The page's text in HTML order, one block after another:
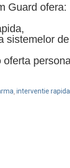
Guard ofera:
sistemelor
interventie rapida